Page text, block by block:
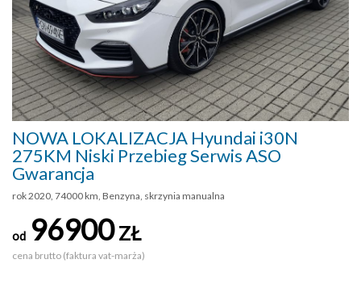
NOWA LOKALIZACJA Hyundai i30N
275KM Niski Przebieg Serwis ASO
Gwarancja
rok 2020, 74000 km, Benzyna, skrzynia manualna
od 96900ZŁ
cena brutto (faktura vat-marża)